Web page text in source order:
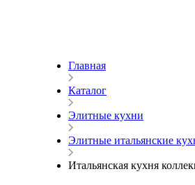
Главная
Каталог
Элитные кухни
Элитные итальянские
Итальянская кухня